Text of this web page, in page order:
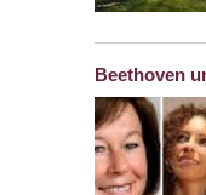
Beethoven